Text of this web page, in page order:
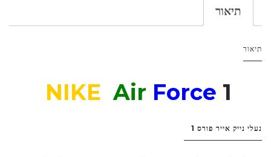
תיאור
תיאור
NIKEAir Force 1
נעלי נייק אייר פורס 1